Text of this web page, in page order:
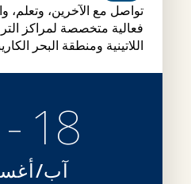
تواصل مع الآخرين، وتعلم،
فعالية متخصصة لمراكز
اللاتينية ومنطقة البحر
18 - 19
آب/